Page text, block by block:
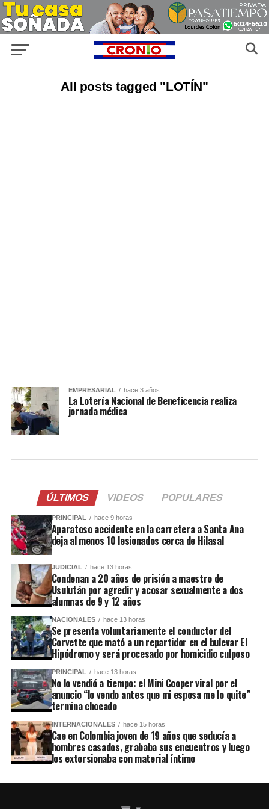
All posts tagged "LOTÍN"
EMPRESARIAL hace 3 años
La Lotería Nacional de Beneficencia realiza
jornada médica
ÚLTIMOS VIDEOS POPULARES
PRINCIPAL hace 9 horas
Aparatoso accidente en la carretera a Santa Ana
deja al menos 10 lesionados cerca de Hilasal
JUDICIAL hace 13 horas
Condenan a 20 años de prisión a maestro de
Usulután por agredir y acosar sexualmente a dos
alumnas de 9 y 12 años
NACIONALES hace 13 horas
Se presenta voluntariamente el conductor del
Corvette que mató a un repartidor en el bulevar El
Hipódromo y será procesado por homicidio culposo
PRINCIPAL hace 13 horas
No lo vendió a tiempo: el Mini Cooper viral por el
anuncio “lo vendo antes que mi esposa me lo quite”
termina chocado
INTERNACIONALES hace 15 horas
Cae en Colombia joven de 19 años que seducía a
hombres casados, grababa sus encuentros y luego
los extorsionaba con material íntimo